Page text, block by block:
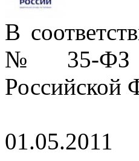
В
№ 35-ФЗ
Российской
01.05.2011